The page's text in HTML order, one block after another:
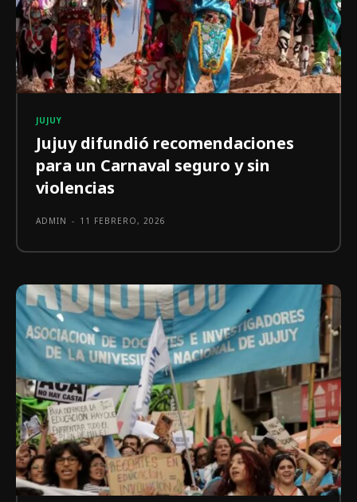
JUJUY
Jujuy difundió recomendaciones
para un Carnaval seguro y sin
violencias
ADMIN - 11 FEBRERO, 2026